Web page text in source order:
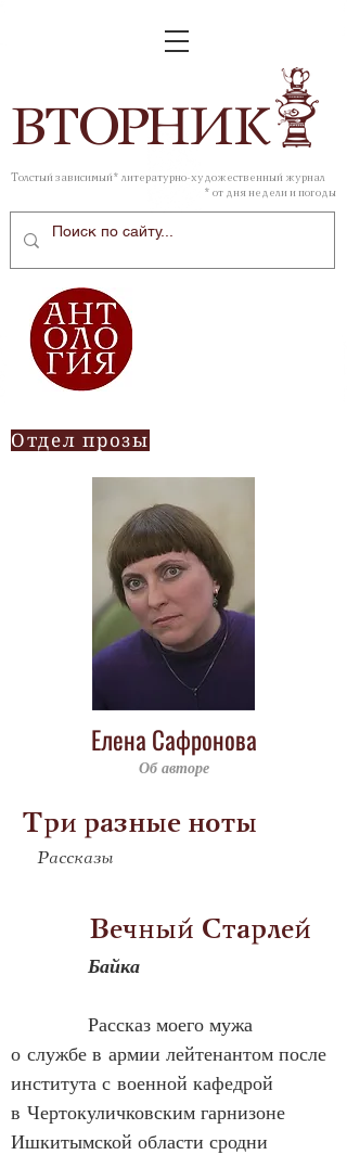
ВТОРНИК
Толстый зависимый* литературно-художественный журнал
* от дня недели и погоды
Отдел прозы
Елена Сафронова
Об авторе
Три разные ноты
Рассказы
Вечный Старлей
Байка
Рассказ моего мужа
о службе в армии лейтенантом после
института с военной кафедрой
в Чертокуличковским гарнизоне
Ишкитымской области сродни